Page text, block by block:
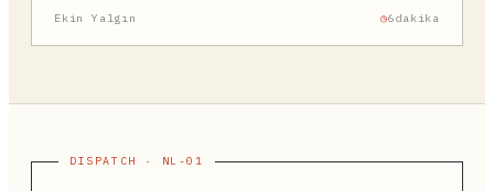
Ekin Yalgın 6dakika